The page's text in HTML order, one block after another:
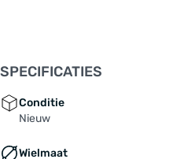
Standover hoogte: 866 mm
Stuurbuis: 170 mm
Type schakelsysteem:
Veerweg voorvork: 100 mm
SPECIFICATIES
Conditie
Nieuw
Wielmaat